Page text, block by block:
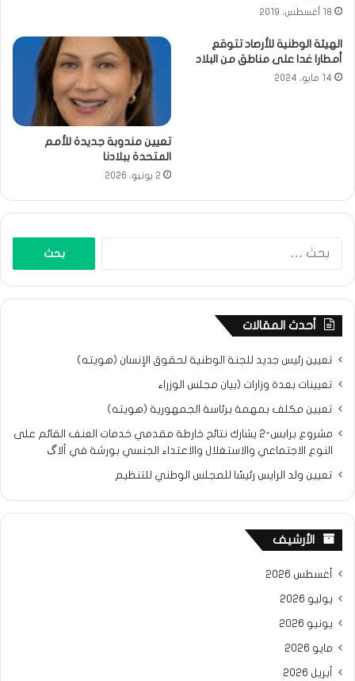
18 أغسطس، 2019
الهيئة الوطنية للأرصاد تتوقع
أمطارا غدا على مناطق من البلاد
14 مايو، 2024
تعيين مندوبة جديدة للأمم
المتحدة ببلادنا
2 يونيو، 2026
أحدث المقالات
تعيين رئيس جديد للجنة الوطنية لحقوق الإنسان (هويته)
تعيينات بعدة وزارات (بيان مجلس الوزراء
تعيين مكلف بمهمة برئاسة الجمهورية (هويته)
مشروع برابس-2 يشارك نتائح خارطة مقدمي خدمات العنف القائم على
النوع الاجتماعي والاستغلال والاعتداء الجنسي بورشة في ألاگ
تعيين ولد الرايس رئيسًا للمجلس الوطني للتنظيم
الأرشيف
أغسطس 2026
يوليو 2026
يونيو 2026
مايو 2026
أبريل 2026